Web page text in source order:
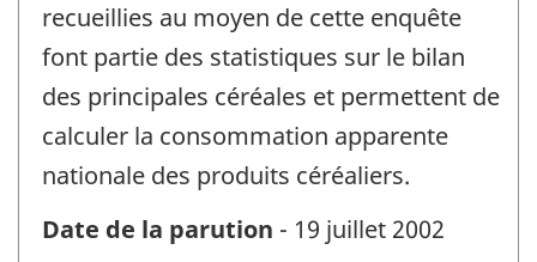
recueillies au moyen de cette enquête
font partie des statistiques sur le bilan
des principales céréales et permettent de
calculer la consommation apparente
nationale des produits céréaliers.
Date de la parution - 19 juillet 2002